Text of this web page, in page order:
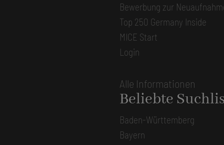
Bewerbung zur
Top 250 Germany Inside
MICE Start
Login
Alle Informationen
Beliebte
Baden-Württemberg
Bayern